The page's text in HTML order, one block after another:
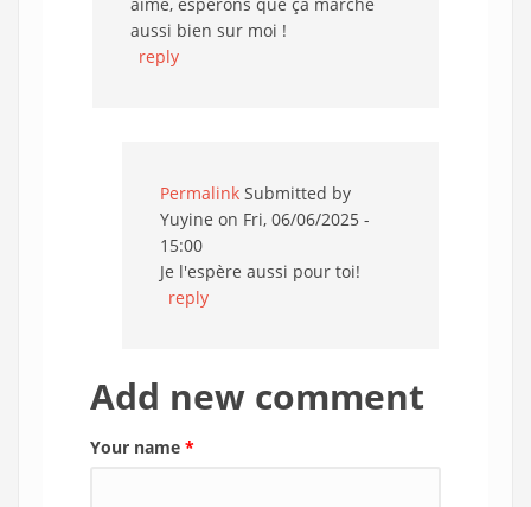
aussi bien sur moi !
reply
Permalink Submitted by
Yuyine on Fri, 06/06/2025 -
15:00
Je l'espère aussi pour toi!
reply
Add new comment
Your name *